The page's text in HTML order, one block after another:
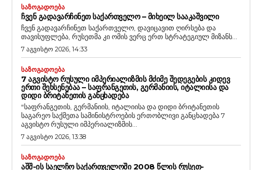
ᲡᲐᲖᲝᲒᲐᲓᲝᲔᲑᲐ
ᲩᲕᲔᲜ ᲒᲐᲓᲐᲕᲐᲠᲩᲘᲜᲔᲗ ᲡᲐᲥᲐᲠᲗᲕᲔᲚᲝ – ᲛᲘᲮᲔᲘᲚ ᲡᲐᲐᲙᲐᲨᲕᲘᲚᲘ
ჩვენ გადავარჩინეთ საქართველო, დავიცავით ღირსება და
თავისუფლება, რუსეთმა კი ომის ვერც ერთ სტრატეგიულ მიზანს...
7 აგვისტო 2026, 14:33
ᲡᲐᲖᲝᲒᲐᲓᲝᲔᲑᲐ
7 ᲐᲒᲕᲘᲡᲢᲝ ᲠᲣᲡᲣᲚᲘ ᲘᲛᲞᲔᲠᲘᲐᲚᲘᲖᲛᲘᲡ ᲛᲫᲘᲛᲔ ᲨᲔᲓᲔᲒᲔᲑᲘᲡ ᲙᲘᲓᲔᲕ
ᲔᲠᲗᲘ ᲨᲔᲮᲡᲔᲜᲔᲑᲐᲐ – ᲡᲐᲤᲠᲐᲜᲒᲔᲗᲘᲡ, ᲒᲔᲠᲛᲐᲜᲘᲘᲡ, ᲘᲢᲐᲚᲘᲘᲡᲐ ᲓᲐ
ᲓᲘᲓᲘ ᲑᲠᲘᲢᲐᲜᲔᲗᲘᲡ ᲒᲐᲜᲪᲮᲐᲓᲔᲑᲐ
“საფრანგეთის, გერმანიის, იტალიისა და დიდი ბრიტანეთის
საგარეო საქმეთა სამინისტროების ერთობლივი განცხადება 7
აგვისტო რუსული იმპერიალიზმის...
7 აგვისტო 2026, 13:38
ᲡᲐᲖᲝᲒᲐᲓᲝᲔᲑᲐ
ᲐᲨᲨ-ᲘᲡ ᲡᲐᲔᲚᲩᲝ ᲡᲐᲥᲐᲠᲗᲕᲔᲚᲝᲨᲘ 2008 ᲬᲚᲘᲡ ᲠᲣᲡᲔᲗ-